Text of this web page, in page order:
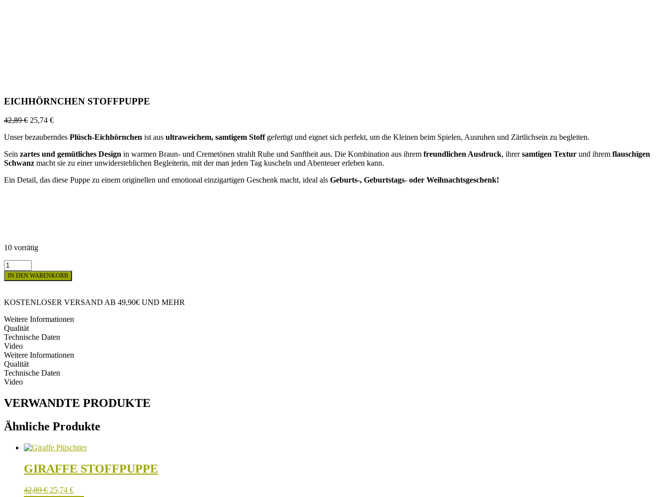
EICHHÖRNCHEN STOFFPUPPE
42,89€ 25,74 €
Unser bezauberndes Plüsch-Eichhörnchen ist aus ultraweichem, samtigem Stoffgefertigt und eignet sich perfekt, um die Kleinen beim Spielen, Ausruhen und Zärtlichsein zu begleiten.
Sein zartes und gemütliches Design in warmen Braun- und Cremetönen strahlt Ruhe und Sanftheit aus. Die Kombination aus ihrem freundlichen Ausdruck, ihrersamtigen Textur und ihrem flauschigen
Schwanz macht sie zu einer unwiderstehlichen Begleiterin, mit der man jeden Tag kuscheln und Abenteuer erleben kann.
Ein Detail, das diese Puppe zu einem originellen und emotional einzigartigen Geschenk macht, ideal als Geburts-, Geburtstags- oder Weihnachtsgeschenk!
10 vorrätig
EICHHÖRNCHEN
STOFFPUPPE
Menge
IN DEN WARENKORB
KOSTENLOSER VERSAND AB 49,90€ UND MEHR
Weitere Informationen
Qualität
Technische Daten
Video
Weitere Informationen
Qualität
Technische Daten
Video
VERWANDTE PRODUKTE
Ähnliche Produkte
GIRAFFE STOFFPUPPE
42,89€ 25,74 €